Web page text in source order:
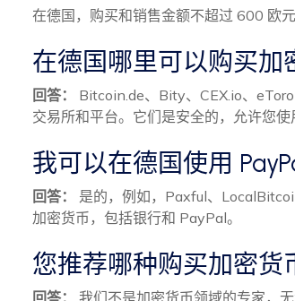
在德国，购买和销售金额不超过 600 欧
在德国哪里可以购买加
回答：
Bitcoin.de、Bity、CEX.io、
交易所和平台。它们是安全的，允许您使
我可以在德国使用
回答：
是的，例如，Paxful、
加密货币，包括银行和 PayPal。
您推荐哪种购买加密货